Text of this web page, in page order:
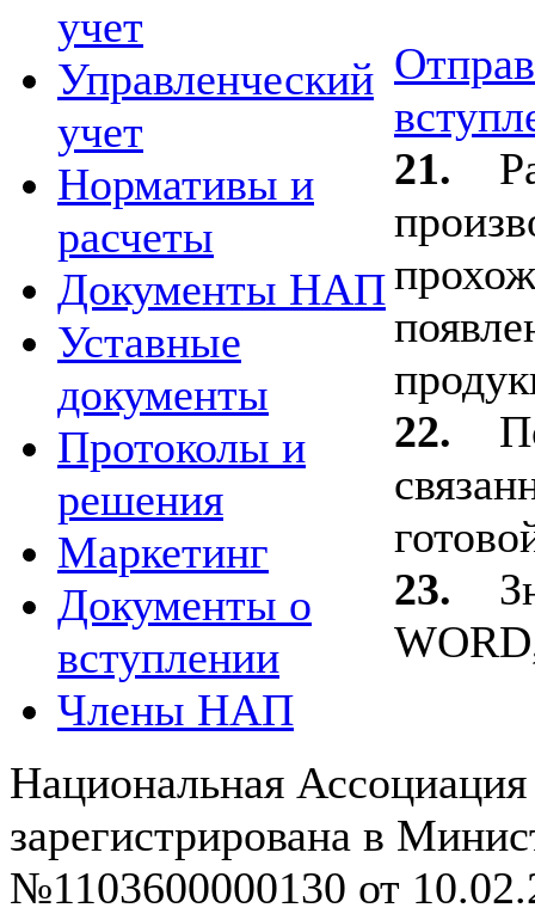
учет
Управленческий
учет
Нормативы и
расчеты
Документы НАП
Уставные
документы
Протоколы и
решения
Маркетинг
Документы о
вступлении
Члены НАП
21.
22.
23.
Национальная
зарегистрирована в
№1103600000130 от